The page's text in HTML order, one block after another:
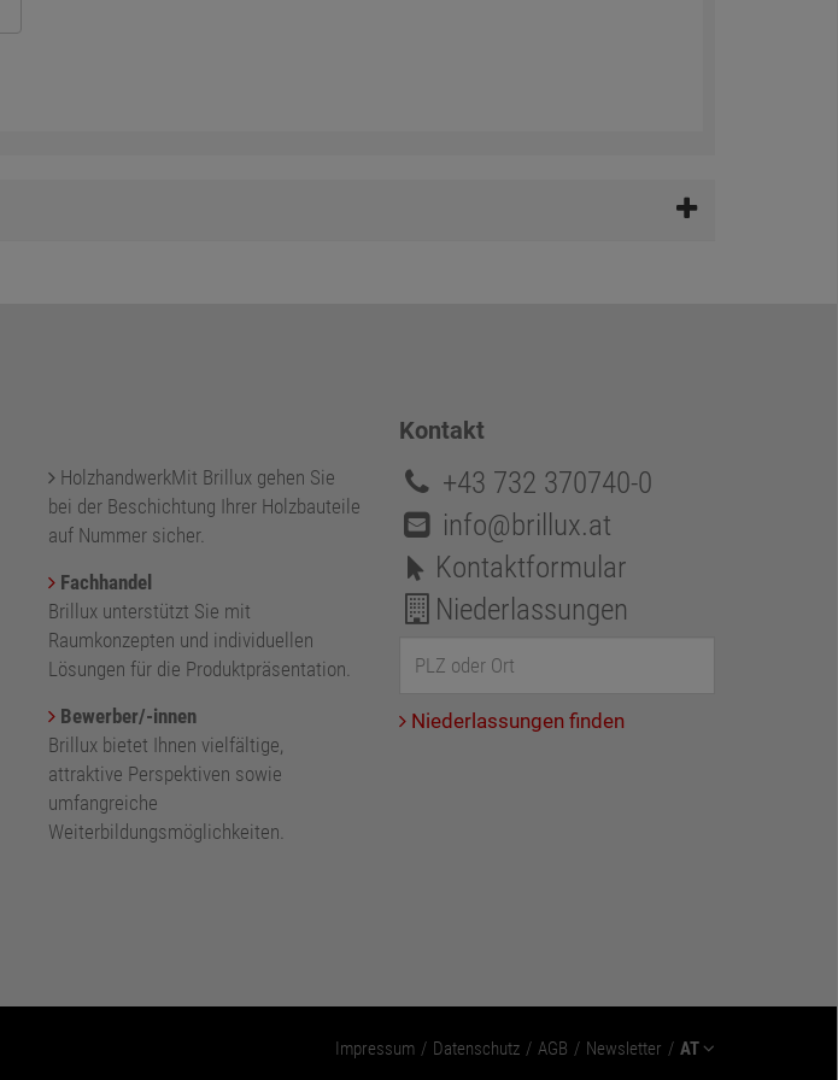
HolzhandwerkMit Brillux gehen Sie
bei der Beschichtung Ihrer Holzbauteile
auf Nummer sicher.
Fachhandel
Brillux unterstützt Sie mit
Raumkonzepten und individuellen
Lösungen für die Produktpräsentation.
Bewerber/-innen
Brillux bietet Ihnen vielfältige,
attraktive Perspektiven sowie
umfangreiche
Weiterbildungsmöglichkeiten.
Kontakt
+43 732 370740-0
info@brillux.at
Kontaktformular
Niederlassungen
Niederlassungen finden
Impressum Datenschutz AGB Newsletter AT